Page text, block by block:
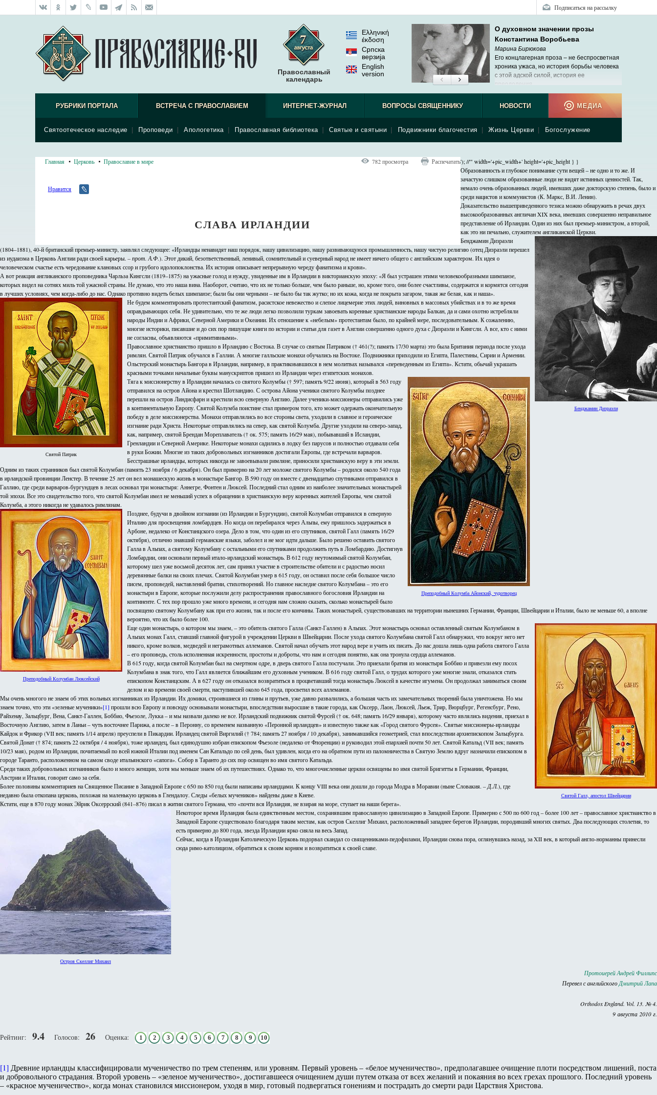
Подписаться на рассылку
Православный
календарь
Ελληνική
έκδοση
Српска
верзиjа
English
version
О духовном значении прозы
Константина Воробьева
Марина Бирюкова
Его концлагерная проза – не беспросветная
хроника ужаса, но история борьбы человека
с этой адской силой, история ее
преодоления.
РУБРИКИ ПОРТАЛА ВСТРЕЧА С ПРАВОСЛАВИЕМ
Святоотеческое наследие Проповеди Апологетика Православная библиотека Святые и святыни Подвижники благочестия Жизнь Церкви Богослужение
ИНТЕРНЕТ-ЖУРНАЛ ВОПРОСЫ СВЯЩЕННИКУ НОВОСТИ МЕДИА
Главная Церковь Православие в мире 782 просмотра Распечатать
Нравится
СЛАВА ИРЛАНДИИ
'); //'" width='+pic_width+' height='+pic_height } }
Образованность и глубокое понимание сути вещей – не одно и то же. И
зачастую слишком образованные люди не видят истинных ценностей. Так,
немало очень образованных людей, имевших даже докторскую степень, было и
среди нацистов и коммунистов (К. Маркс, В.И. Ленин).
Доказательство вышеприведенного тезиса можно обнаружить в речах двух
высокообразованных англичан XIX века, имевших совершенно неправильное
представление об Ирландии. Один из них был премьер-министром, а второй,
как это ни печально, служителем англиканской Церкви.
Бенджамин Дизраэли
Бенджамин Дизраэли
(1804–1881), 40-й британский премьер-министр, заявлял следующее: «Ирландцы ненавидят наш порядок, нашу цивилизацию, нашу развивающуюся промышленность, нашу чистую религию (отец Дизраэли перешел
из иудаизма в Церковь Англии ради своей карьеры. – прот. А.Ф.). Этот дикий, безответственный, ленивый, сомнительный и суеверный народ не имеет ничего общего с английским характером. Их идея о
человеческом счастье есть чередование клановых ссор и грубого идолопоклонства. Их история описывает непрерывную череду фанатизма и крови».
А вот реакция англиканского проповедника Чарльза Кингсли (1819–1875) на ужасные голод и нужду, увиденные им в Ирландии в викторианскую эпоху: «Я был устрашен этими человекообразными шимпанзе,
которых видел на сотнях миль той ужасной страны. Не думаю, что это наша вина. Наоборот, считаю, что их не только больше, чем было раньше, но, кроме того, они более счастливы, содержатся и кормятся сегодня
в лучших условиях, чем когда-либо до нас. Однако противно видеть белых шимпанзе; были бы они черными – не было бы так жутко; но их кожа, когда не покрыта загаром, такая же белая, как и наша».
Святой Патрик
Не будем комментировать протестантский фанатизм, расистское невежество и слепое лицемерие этих людей, виновных в массовых убийствах и в то же время
оправдывающих себя. Не удивительно, что те же люди легко позволили туркам завоевать коренные христианские народы Балкан, да и сами охотно истребляли
народы Индии и Африки, Северной Америки и Океании. Их отношение к «небелым» протестантам было, по крайней мере, последовательным. К сожалению,
многие историки, писавшие и до сих пор пишущие книги по истории и статьи для газет в Англии совершенно одного духа с Дизраэли и Кингсли. А все, кто с ними
не согласны, объявляются «примитивными».
Православное христианство пришло в Ирландию с Востока. В случае со святым Патриком († 461(?); память 17/30 марта) это была Британия периода после ухода
римлян. Святой Патрик обучался в Галлии. А многие галльские монахи обучались на Востоке. Подвижники приходили из Египта, Палестины, Сирии и Армении.
Ольстерский монастырь Бангора в Ирландии, например, в практиковавшихся в нем молитвах назывался «переведенным из Египта». Кстати, обычай украшать
красными точками начальные буквы манускриптов пришел из Ирландии через египетских монахов.
Преподобный Колумба Айонский, чудотворец
Тяга к миссионерству в Ирландии началась со святого Колумбы († 597; память 9/22 июня), который в 563 году
отправился на остров Айона и крестил Шотландию. С острова Айона ученики святого Колумбы позднее
перешли на остров Линдисфарн и крестили всю северную Англию. Далее ученики-миссионеры отправились уже
в континентальную Европу. Святой Колумба поистине стал примером того, кто может одержать окончательную
победу в деле миссионерства. Монахи отправлялись во все стороны света, уходили в славное и героическое
изгнание ради Христа. Некоторые отправлялись на север, как святой Колумба. Другие уходили на северо-запад,
как, например, святой Брендан Мореплаватель († ок. 575; память 16/29 мая), побывавший в Исландии,
Гренландии и Северной Америке. Некоторые монахи садились в лодку без парусов и полностью отдавали себя
в руки Божии. Многие из таких добровольных изгнанников достигали Европы, где встречали варваров.
Бесстрашные ирландцы, которых никогда не завоевывали римляне, приносили христианскую веру в эти земли.
Одним из таких странников был святой Колумбан (память 23 ноября / 6 декабря). Он был примерно на 20 лет моложе святого Колумбы – родился около 540 года
в ирландской провинции Ленстер. В течение 25 лет он вел монашескую жизнь в монастыре Бангор. В 590 году он вместе с двенадцатью спутниками отправился в
Галлию, где среди варваров-бургундцев в лесах основал три монастыря: Аннегре, Фонтен и Люксей. Последний стал одним из наиболее значительных монастырей
той эпохи. Все это свидетельство того, что святой Колумбан имел не меньший успех в обращении в христианскую веру коренных жителей Европы, чем святой
Колумба, а этого никогда не удавалось римлянам.
Преподобный Колумбан Люксейский
Позднее, будучи в двойном изгнании (из Ирландии и Бургундии), святой Колумбан отправился в северную
Италию для просвещения ломбардцев. Но когда он перебирался через Альпы, ему пришлось задержаться в
Арбоне, недалеко от Констанцского озера. Дело в том, что один из его спутников, святой Галл (память 16/29
октября), отлично знавший германские языки, заболел и не мог идти дальше. Было решено оставить святого
Галла в Альпах, а святому Колумбану с остальными его спутниками продолжить путь в Ломбардию. Достигнув
Ломбардии, они основали первый итало-ирландский монастырь. В 612 году неутомимый святой Колумбан,
которому шел уже восьмой десяток лет, сам принял участие в строительстве обители и с радостью носил
деревянные балки на своих плечах. Святой Колумбан умер в 615 году, он оставил после себя большое число
писем, проповедей, наставлений братии, стихотворений. Но главное наследие святого Колумбана – это его
монастыри в Европе, которые послужили делу распространения православного богословия Ирландии на
континенте. С тех пор прошло уже много времени, и сегодня нам сложно сказать, сколько монастырей было
посвящено святому Колумбану как при его жизни, так и после его кончины. Таких монастырей, существовавших на территории нынешних Германии, Франции, Швейцарии и Италии, было не меньше 60, а вполне
вероятно, что их было более 100.
Святой Галл, апостол Швейцарии
Еще один монастырь, о котором мы знаем, – это обитель святого Галла (Санкт-Галлен) в Альпах. Этот монастырь основал оставленный святым Колумбаном в
Альпах монах Галл, ставший главной фигурой в учреждении Церкви в Швейцарии. После ухода святого Колумбана святой Галл обнаружил, что вокруг него нет
никого, кроме волков, медведей и неграмотных аллеманов. Святой начал обучать этот народ вере и учить их писать. До нас дошла лишь одна работа святого Галла
– его проповедь, столь исполненная искренности, простоты и доброты, что нам и сегодня понятно, как она тронула сердца аллеманов.
В 615 году, когда святой Колумбан был на смертном одре, в дверь святого Галла постучали. Это приехали братия из монастыря Боббио и привезли ему посох
Колумбана в знак того, что Галл является ближайшим его духовным учеником. В 616 году святой Галл, о трудах которого уже многие знали, отказался стать
епископом Констанцским. А в 627 году он отказался возвратиться в процветавший тогда монастырь Люксей в качестве игумена. Он продолжал заниматься своим
делом и ко времени своей смерти, наступившей около 645 года, просветил всех аллеманов.
Мы очень многого не знаем об этих вольных изгнанниках из Ирландии. Их домики, строившиеся из глины и прутьев, уже давно развалились, а большая часть их замечательных творений была уничтожена. Но мы
знаем точно, что эти «зеленые мученики»[1] прошли всю Европу и повсюду основывали монастыри, впоследствии выросшие в такие города, как Оксерр, Лаон, Люксей, Льеж, Трир, Вюрцбург, Регенсбург, Рено,
Райхенау, Зальцбург, Вена, Санкт-Галлен, Боббио, Фьезоле, Лукка – и мы назвали далеко не все. Ирландский подвижник святой Фурсей († ок. 648; память 16/29 января), которому часто являлись видения, приехал в
Восточную Англию, затем в Ланьи – чуть восточнее Парижа, а после – в Перонну, со временем названную «Перонной ирландцев» и известную также как «Город святого Фурсея». Святые миссионеры-ирландцы
Кайдок и Фрикор (VII век; память 1/14 апреля) преуспели в Пикардии. Ирландец святой Виргилий († 784; память 27 ноября / 10 декабря), занимавшийся геометрией, стал впоследствии архиепископом Зальцбурга.
Святой Донат († 874; память 22 октября / 4 ноября), тоже ирландец, был единодушно избран епископом Фьезоле (недалеко от Флоренции) и руководил этой епархией почти 50 лет. Святой Катальд (VII век; память
10/23 мая), родом из Ирландии, почитаемый по всей южной Италии под именем Сан Катальдо по сей день, был удивлен, когда его на обратном пути из паломничества в Святую Землю вдруг назначили епископом в
городе Таранто, расположенном на самом своде итальянского «сапога». Собор в Таранто до сих пор освящен во имя святого Катальда.
Среди таких добровольных изгнанников было и много женщин, хотя мы меньше знаем об их путешествиях. Однако то, что многочисленные церкви освящены во имя святой Бригитты в Германии, Франции,
Австрии и Италии, говорит само за себя.
Более половины комментариев на Священное Писание в Западной Европе с 650 по 850 год были написаны ирландцами. К концу VIII века они дошли до города Модра в Моравии (ныне Словакия. – Д.Л.), где
недавно была откопана церковь, похожая на маленькую церковь в Глендалоу. Следы «белых мучеников» найдены даже в Киеве.
Кстати, еще в 870 году монах Эйрик Оксеррский (841–876) писал в житии святого Германа, что «почти вся Ирландия, не взирая на море, ступает на наши берега».
Остров Скеллиг Михаил
Некоторое время Ирландия была единственным местом, сохранявшим православную цивилизацию в Западной Европе. Примерно с 500 по 600 год – более 100 лет – православное христианство в
Западной Европе существовало благодаря таким местам, как остров Скеллиг Михаил, расположенный западнее берегов Ирландии, породивший многих святых. Два последующих столетия, то
есть примерно до 800 года, звезда Ирландии ярко сияла на весь Запад.
Сейчас, когда в Ирландии Католическую Церковь подорвал скандал со священниками-педофилами, Ирландии снова пора, оглянувшись назад, за XII век, в который англо-норманны принесли
сюда римо-католицизм, обратиться к своим корням и возвратиться к своей славе.
Протоиерей Андрей Филлипс
Перевел с английскогоДмитрий Лапа
Orthodox England. Vol. 13. № 4.
9 августа 2010 г.
Рейтинг: 9.4 Голосов: 26 Оценка: 1 2 3 4 5 6 7 8 9 10
[1] Древние ирландцы классифицировали мученичество по трем степеням, или уровням. Первый уровень – «белое мученичество», предполагавшее очищение плоти посредством лишений, поста
и добровольного страдания. Второй уровень – «зеленое мученичество», достигавшееся очищением души путем отказа от всех желаний и покаяния во всех грехах прошлого. Последний уровень
– «красное мученичество», когда монах становился миссионером, уходя в мир, готовый подвергаться гонениям и пострадать до смерти ради Царствия Христова.